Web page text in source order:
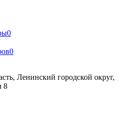
0
0
Ленинский городской округ,
8